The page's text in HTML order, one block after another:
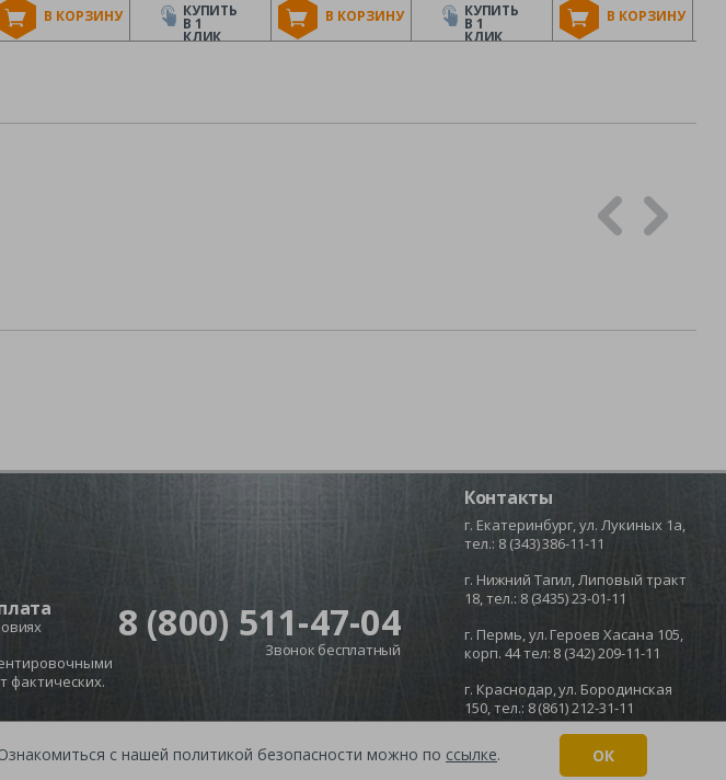
В КОРЗИНУ В КОРЗИНУ
КУПИТЬ
В 1
КЛИК
В КОРЗИНУ
КУПИТЬ
В 1
КЛИК
8 (800) 511-47-04
Звонок бесплатный
фактических.
Контакты
г. Екатеринбург, ул. Лукиных 1а,
тел.: 8 (343) 386-11-11
г. Нижний Тагил, Липовый тракт
18, тел.: 8 (3435) 23-01-11
г. Пермь, ул. Героев Хасана 105,
корп. 44 тел: 8 (342) 209-11-11
г. Краснодар, ул. Бородинская
150, тел.: 8 (861) 212-31-11
с нашей политикой безопасности можно по ссылке. ОК